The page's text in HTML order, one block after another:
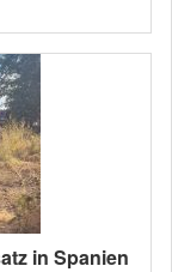
in Spanien